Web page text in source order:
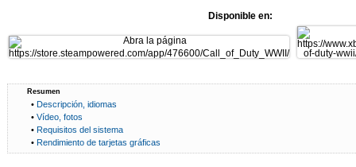
Disponible en:
Resumen
•Descripción, idiomas
•Vídeo, fotos
•Requisitos del sistema
•Rendimiento de tarjetas gráficas